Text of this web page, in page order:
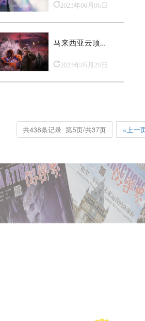
2023年06月06日
马来西亚云顶...
2023年05月29日
共438条记录 第5页/共37页 «上一